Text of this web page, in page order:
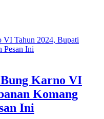
Karno VI
Komang
Ini